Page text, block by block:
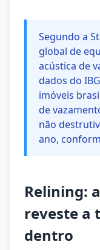
Segundo a
global de
acústica de
dados do
imóveis
de
não
ano,
Relining:
reveste a
dentro